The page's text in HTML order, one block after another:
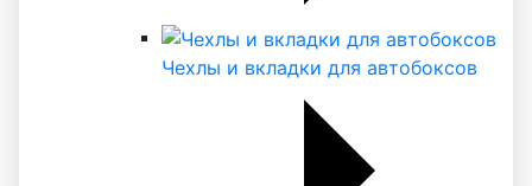
Чехлы и вкладки для автобоксов